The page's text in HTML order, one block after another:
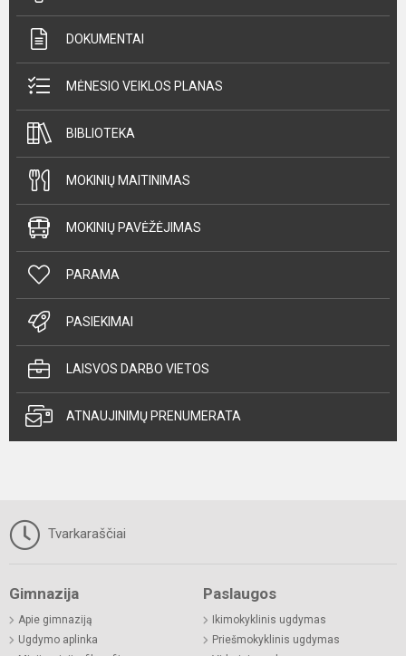
DOKUMENTAI
MĖNESIO VEIKLOS PLANAS
BIBLIOTEKA
MOKINIŲ MAITINIMAS
MOKINIŲ PAVĖŽĖJIMAS
PARAMA
PASIEKIMAI
LAISVOS DARBO VIETOS
ATNAUJINIMŲ PRENUMERATA
Tvarkaraščiai
Gimnazija
Apie gimnaziją
Ugdymo aplinka
Paslaugos
Ikimokyklinis ugdymas
Priešmokyklinis ugdymas